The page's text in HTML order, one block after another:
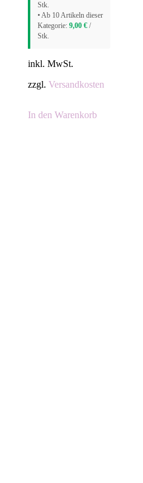
Stk.
• Ab 10 Artikeln dieser
Kategorie: 9,00 €/
Stk.
inkl. MwSt.
zzgl. Versandkosten
In den Warenkorb